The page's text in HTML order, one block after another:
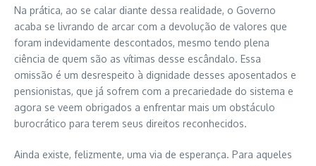
Na prática, ao se calar diante dessa realidade, o Governo
acaba se livrando de arcar com a devolução de valores que
foram indevidamente descontados, mesmo tendo plena
ciência de quem são as vítimas desse escândalo. Essa
omissão é um desrespeito à dignidade desses aposentados e
pensionistas, que já sofrem com a precariedade do sistema e
agora se veem obrigados a enfrentar mais um obstáculo
burocrático para terem seus direitos reconhecidos.
Ainda existe, felizmente, uma via de esperança. Para aqueles